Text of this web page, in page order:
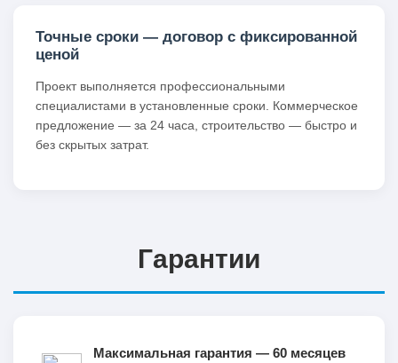
Точные сроки — договор с фиксированной
ценой
Проект выполняется профессиональными
специалистами в установленные сроки. Коммерческое
предложение — за 24 часа, строительство — быстро и
без скрытых затрат.
Гарантии
Максимальная гарантия — 60 месяцев